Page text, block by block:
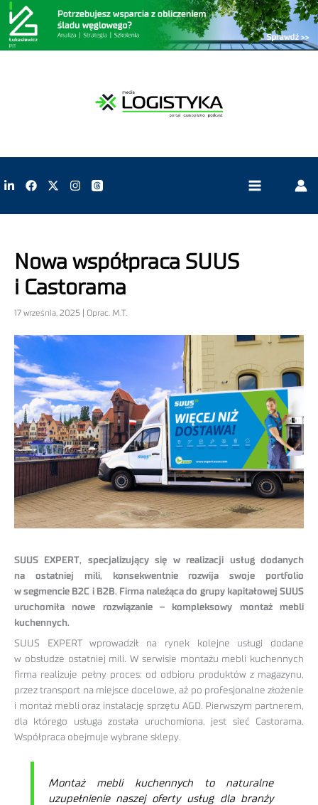
Nowa współpraca SUUS
i Castorama
17 września, 2025 | Oprac. M.T.
SUUS EXPERT, specjalizujący się w realizacji usług dodanych
na ostatniej mili, konsekwentnie rozwija swoje portfolio
w segmencie B2C i B2B. Firma należąca do grupy kapitałowej SUUS
uruchomiła nowe rozwiązanie – kompleksowy montaż mebli
kuchennych.
SUUS EXPERT wprowadził na rynek kolejne usługi dodane
w obsłudze ostatniej mili. W serwisie montażu mebli kuchennych
firma realizuje pełny proces: od odbioru produktów z magazynu,
przez transport na miejsce docelowe, aż po profesjonalne złożenie
i montaż mebli oraz instalację sprzętu AGD. Pierwszym partnerem,
dla którego usługa została uruchomiona, jest sieć Castorama.
Współpraca obejmuje wybrane sklepy.
Montaż mebli kuchennych to naturalne
uzupełnienie naszej oferty usług dla branży